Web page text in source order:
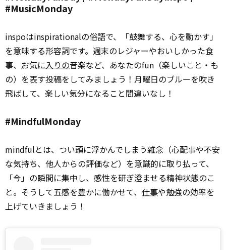
#MusicMonday
inspoはinspirationalの俗語で、「鼓舞する、心を動かす」
を意味する形容詞です。週末のレジャーやおいしかった食
事、 お気に入りの音楽など、あなたのfun（楽しいこと・も
の）を表す投稿をしてみましょう！月曜日のブルーを吹き
飛ばして、楽しい気分になること間違いなし！
#MindfulMonday
mindfulとは、つい頭に浮かんでしまう雑念（心配事や不安
な気持ち、他人からの評価など）を意識的に取り払って、
「今」の瞬間に集中し、感性を研ぎ澄ませる精神状態のこ
と。そうして五感を豊かに働かせて、 仕事や勉強の効率を
上げていきましょう！